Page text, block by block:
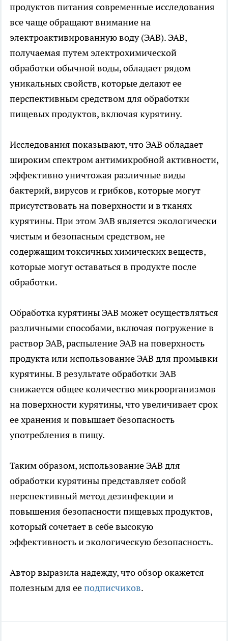
продуктов питания современные исследования
все чаще обращают внимание на
электроактивированную воду (ЭАВ). ЭАВ,
получаемая путем электрохимической
обработки обычной воды, обладает рядом
уникальных свойств, которые делают ее
перспективным средством для обработки
пищевых продуктов, включая курятину.
Исследования показывают, что ЭАВ обладает
широким спектром антимикробной активности,
эффективно уничтожая различные виды
бактерий, вирусов и грибков, которые могут
присутствовать на поверхности и в тканях
курятины. При этом ЭАВ является экологически
чистым и безопасным средством, не
содержащим токсичных химических веществ,
которые могут оставаться в продукте после
обработки.
Обработка курятины ЭАВ может осуществляться
различными способами, включая погружение в
раствор ЭАВ, распыление ЭАВ на поверхность
продукта или использование ЭАВ для промывки
курятины. В результате обработки ЭАВ
снижается общее количество микроорганизмов
на поверхности курятины, что увеличивает срок
ее хранения и повышает безопасность
употребления в пищу.
Таким образом, использование ЭАВ для
обработки курятины представляет собой
перспективный метод дезинфекции и
повышения безопасности пищевых продуктов,
который сочетает в себе высокую
эффективность и экологическую безопасность.
Автор выразила надежду, что обзор окажется
полезным для ееподписчиков.